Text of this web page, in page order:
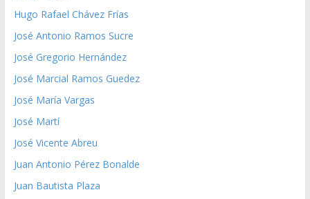
Hugo Rafael Chávez Frías
José Antonio Ramos Sucre
José Gregorio Hernández
José Marcial Ramos Guedez
José María Vargas
José Martí
José Vicente Abreu
Juan Antonio Pérez Bonalde
Juan Bautista Plaza